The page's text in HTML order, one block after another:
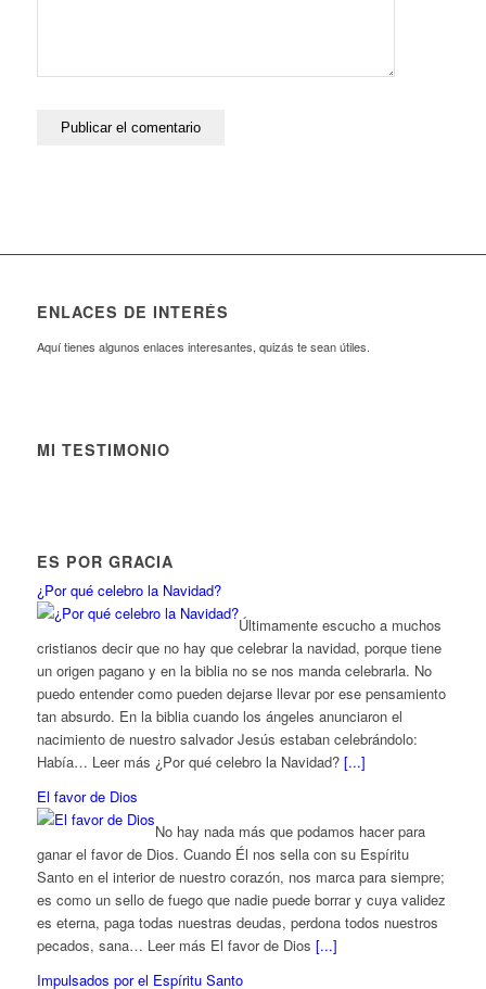
ENLACES DE INTERÉS
Aquí tienes algunos enlaces interesantes, quizás te sean útiles.
MI TESTIMONIO
ES POR GRACIA
¿Por qué celebro la Navidad?
Últimamente escucho a muchos
cristianos decir que no hay que celebrar la navidad, porque tiene
un origen pagano y en la biblia no se nos manda celebrarla. No
puedo entender como pueden dejarse llevar por ese pensamiento
tan absurdo. En la biblia cuando los ángeles anunciaron el
nacimiento de nuestro salvador Jesús estaban celebrándolo:
Había… Leer más ¿Por qué celebro la Navidad? [...]
El favor de Dios
No hay nada más que podamos hacer para
ganar el favor de Dios. Cuando Él nos sella con su Espíritu
Santo en el interior de nuestro corazón, nos marca para siempre;
es como un sello de fuego que nadie puede borrar y cuya validez
es eterna, paga todas nuestras deudas, perdona todos nuestros
pecados, sana… Leer más El favor de Dios [...]
Impulsados por el Espíritu Santo